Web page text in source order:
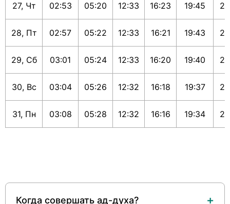
27, Чт 02:53 05:20 12:33 16:23 19:45
28, Пт 02:57 05:22 12:33 16:21 19:43
29, Сб 03:01 05:24 12:33 16:20 19:40
30, Вс 03:04 05:26 12:32 16:18 19:37
31, Пн 03:08 05:28 12:32 16:16 19:34
Когда совершать ад-духа?